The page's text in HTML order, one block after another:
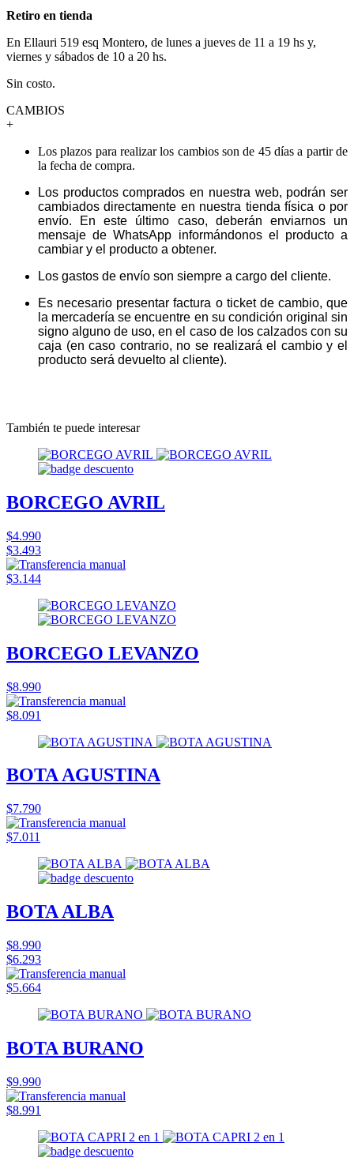
Retiro en tienda
En Ellauri 519 esq Montero, de lunes a jueves de 11 a 19 hs y,
viernes y sábados de 10 a 20 hs.
Sin costo.
CAMBIOS
+
Los plazos para realizar los cambios son de 45 días a partir de
la fecha de compra.
Los productos comprados en nuestra web, podrán ser
cambiados directamente en nuestra tienda física o por
envío. En este último caso, deberán enviarnos un
mensaje de WhatsApp informándonos el producto a
cambiar y el producto a obtener.
Los gastos de envío son siempre a cargo del cliente.
Es necesario presentar factura o ticket de cambio, que
la mercadería se encuentre en su condición original sin
signo alguno de uso, en el caso de los calzados con su
caja (en caso contrario, no se realizará el cambio y el
producto será devuelto al cliente).
También te puede interesar
BORCEGO AVRIL
$4.990
$3.493
$3.144
BORCEGO LEVANZO
$8.990
$8.091
BOTA AGUSTINA
$7.790
$7.011
BOTA ALBA
$8.990
$6.293
$5.664
BOTA BURANO
$9.990
$8.991